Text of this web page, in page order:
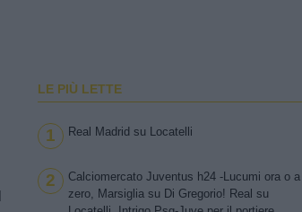
LE PIÙ LETTE
1 Real Madrid su Locatelli
2
Calciomercato Juventus h24 -Lucumi ora o a
zero, Marsiglia su Di Gregorio! Real su